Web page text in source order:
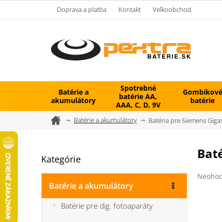
Doprava a platba Kontakt Veľkoobchod
Batérie a
akumulátory
Spotrebné
batérie AA,
AAA, C, D, 9V
Gombíkové
batérie
DomovBatérie a akumulátory Batéria pre Siemens
o
č
Preskočiť
Kategórie
Batérie a akumulátory
Batérie pre dig. fotoaparáty